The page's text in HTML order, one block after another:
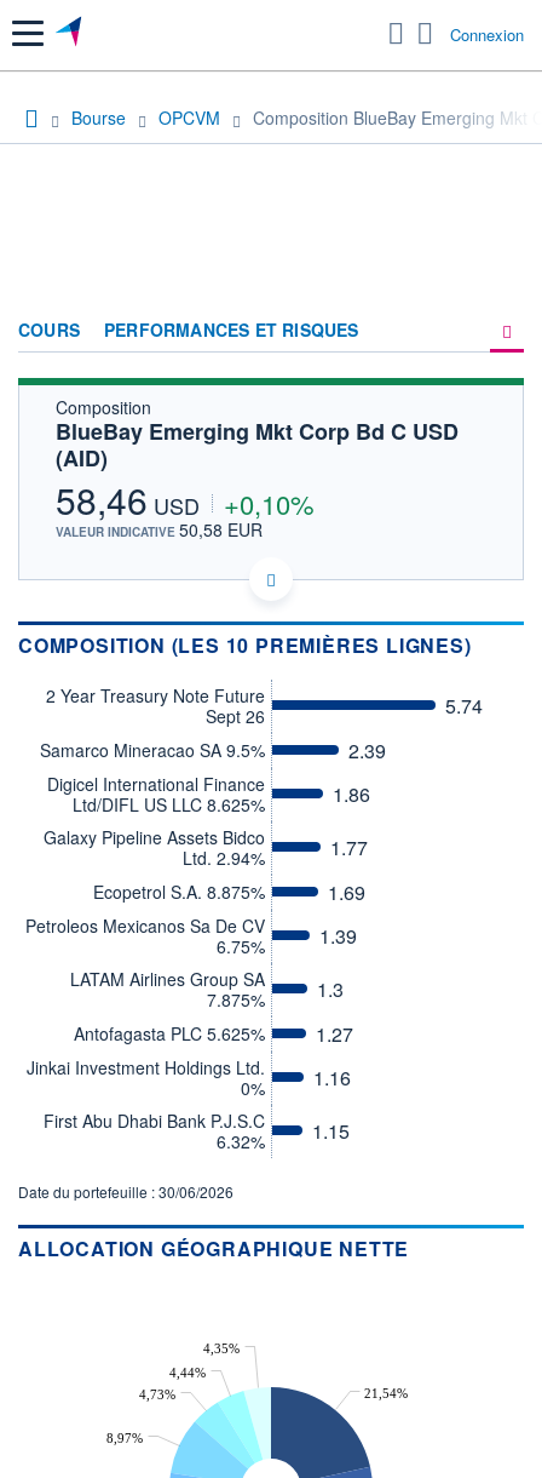
Menu Connexion
Bourse OPCVM Composition BlueBay Emerging Mkt
COURS PERFORMANCES ET RISQUES
FORUM
Composition
BlueBay Emerging Mkt Corp Bd C USD
(AID)
58,46 USD +0,10%
VALEUR INDICATIVE 50,58 EUR
LU0842200601 - BlueBay Funds Management
OPCVM DERNIER COURS CONNU AU 06/08/2026
Consulter le prospectus / DIC
04/12 07/04
64
CATÉGORIE MORNINGSTAR
Obligations Marchés
Emergents Emprunts
FONDS PARTENAIRES
ÉLIGIBILITÉ
PEA PEA-PME BOURSOVIE LUX
Non éligible Boursobank
115M / 31.07.26
NOTATION MORNINGSTAR ⁽¹⁾
+ PORTEFEUILLE
COMPOSITION (LES 10 PREMIÈRES LIGNES)
2 Year Treasury Note Future
Sept 26
5.74
Samarco Mineracao SA 9.5% 2.39
Digicel International Finance
Ltd/DIFL US LLC 8.625%
1.86
Galaxy Pipeline Assets Bidco
Ltd. 2.94%
1.77
Ecopetrol S.A. 8.875% 1.69
Petroleos Mexicanos Sa De CV
6.75%
1.39
LATAM Airlines Group SA
7.875%
1.3
Antofagasta PLC 5.625% 1.27
Jinkai Investment Holdings Ltd.
0%
1.16
First Abu Dhabi Bank P.J.S.C
6.32%
1.15
Date du portefeuille : 30/06/2026
ALLOCATION GÉOGRAPHIQUE NETTE
21,54%
8,97%
4,73%
4,44%
4,35%